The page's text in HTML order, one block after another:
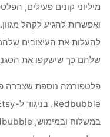
מיליוני קונים פעילים,
ואפשרות להגיע לקהל
להעלות את העיצובים
שלהם כך שישקפו את
פלטפורמה נוספת שצברה